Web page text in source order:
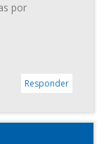
por
Responder